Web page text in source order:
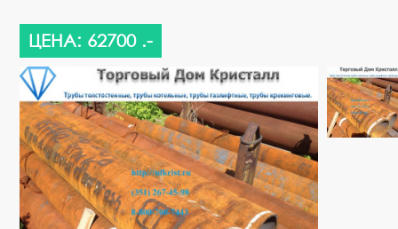
ЦЕНА: 62700 .-